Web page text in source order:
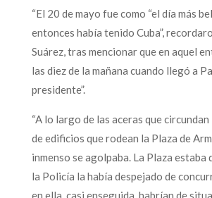
“El 20 de mayo fue como “el día más
entonces había tenido Cuba”,
Suárez, tras mencionar que en aquel
las diez de la mañana cuando llegó a
presidente”.
“A lo largo de las aceras que circundan
de edificios que rodean la Plaza de
inmenso se agolpaba. La Plaza estaba
la Policía la había despejado de
en ella, casi enseguida, habrían de